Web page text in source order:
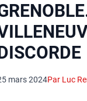
mars 2024Par Luc